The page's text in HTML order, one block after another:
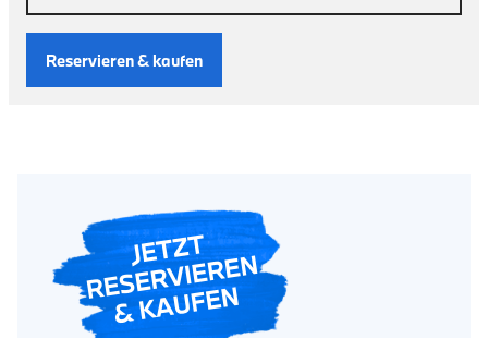
Reservieren & kaufen